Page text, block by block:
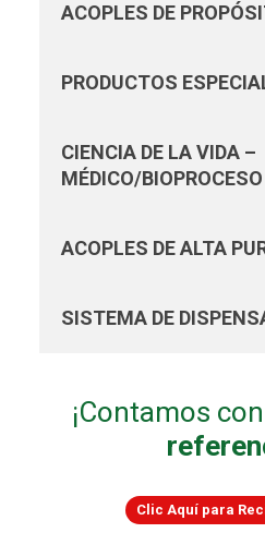
ACOPLES DE
PRODUCTOS
CIENCIA DE LA VIDA –
MÉDICO/BIOPROCESO
ACOPLES DE ALTA
SISTEMA DE
¡Contamos
Clic Aquí para